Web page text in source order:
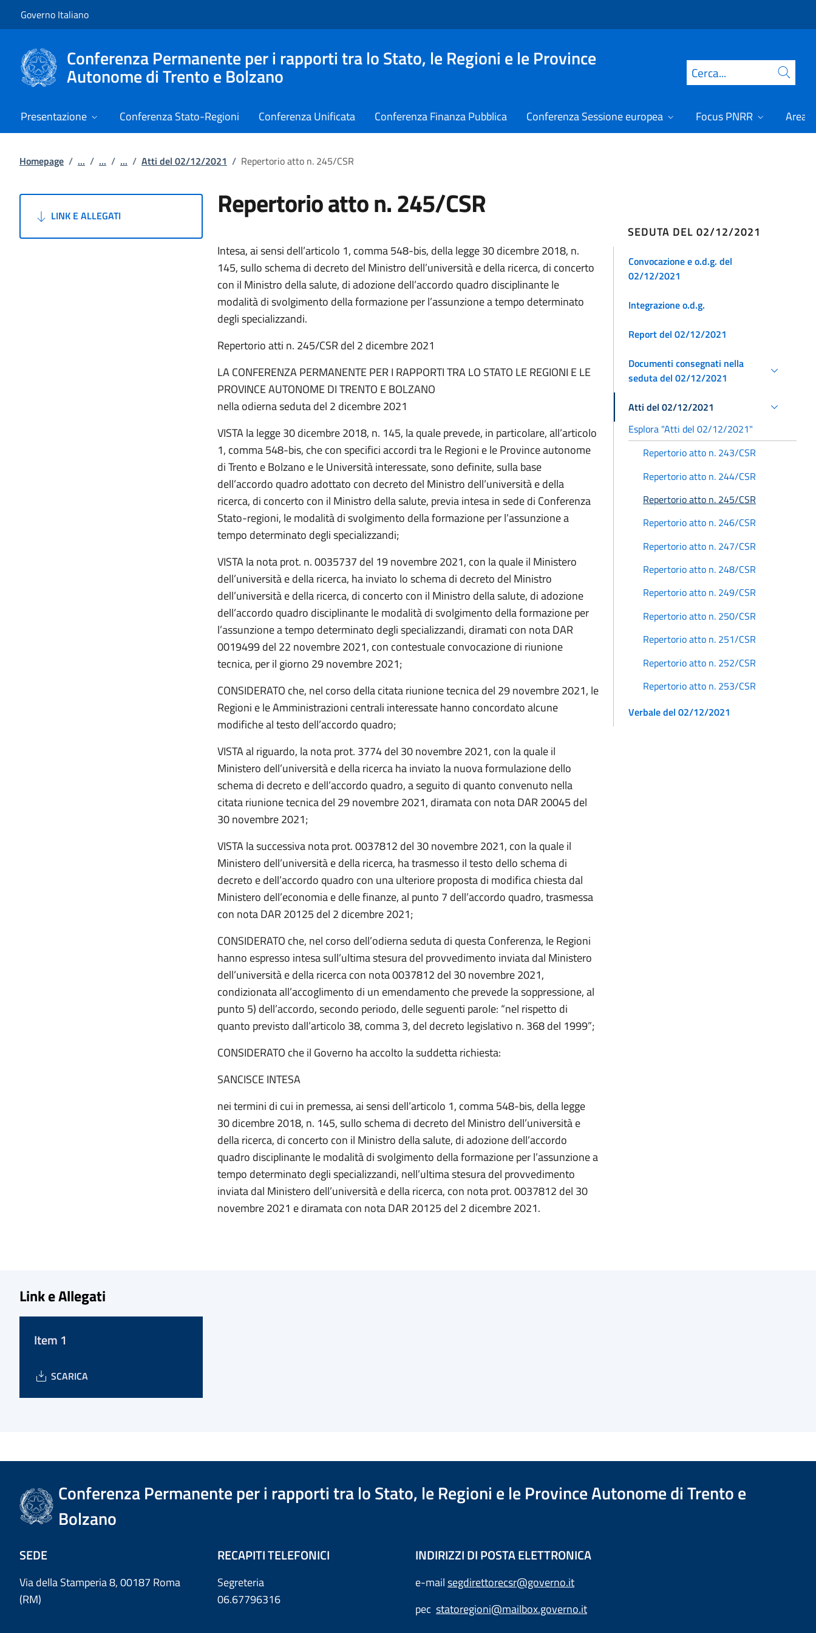
Governo Italiano
Conferenza Permanente per i rapporti tra lo Stato, le Regioni e le Province
Autonome di Trento e Bolzano Cerca
Presentazione Conferenza Stato-Regioni Conferenza Unificata Conferenza Finanza Pubblica Conferenza Sessione europea Focus PNRR Area
Homepage / ... / ... / ... / Atti del 02/12/2021 / Repertorio atto n. 245/CSR
LINK E ALLEGATI Repertorio atto n. 245/CSR
Intesa, ai sensi dell’articolo 1, comma 548-bis, della legge 30 dicembre 2018, n.
145, sullo schema di decreto del Ministro dell’università e della ricerca, di concerto
con il Ministro della salute, di adozione dell’accordo quadro disciplinante le
modalità di svolgimento della formazione per l’assunzione a tempo determinato
degli specializzandi.
Repertorio atti n. 245/CSR del 2 dicembre 2021
LA CONFERENZA PERMANENTE PER I RAPPORTI TRA LO STATO LE REGIONI E LE
PROVINCE AUTONOME DI TRENTO E BOLZANO
nella odierna seduta del 2 dicembre 2021
VISTA la legge 30 dicembre 2018, n. 145, la quale prevede, in particolare, all’articolo
1, comma 548-bis, che con specifici accordi tra le Regioni e le Province autonome
di Trento e Bolzano e le Università interessate, sono definite, sulla base
dell’accordo quadro adottato con decreto del Ministro dell’università e della
ricerca, di concerto con il Ministro della salute, previa intesa in sede di Conferenza
Stato-regioni, le modalità di svolgimento della formazione per l’assunzione a
tempo determinato degli specializzandi;
VISTA la nota prot. n. 0035737 del 19 novembre 2021, con la quale il Ministero
dell’università e della ricerca, ha inviato lo schema di decreto del Ministro
dell’università e della ricerca, di concerto con il Ministro della salute, di adozione
dell’accordo quadro disciplinante le modalità di svolgimento della formazione per
l’assunzione a tempo determinato degli specializzandi, diramati con nota DAR
0019499 del 22 novembre 2021, con contestuale convocazione di riunione
tecnica, per il giorno 29 novembre 2021;
CONSIDERATO che, nel corso della citata riunione tecnica del 29 novembre 2021, le
Regioni e le Amministrazioni centrali interessate hanno concordato alcune
modifiche al testo dell’accordo quadro;
VISTA al riguardo, la nota prot. 3774 del 30 novembre 2021, con la quale il
Ministero dell’università e della ricerca ha inviato la nuova formulazione dello
schema di decreto e dell’accordo quadro, a seguito di quanto convenuto nella
citata riunione tecnica del 29 novembre 2021, diramata con nota DAR 20045 del
30 novembre 2021;
VISTA la successiva nota prot. 0037812 del 30 novembre 2021, con la quale il
Ministero dell’università e della ricerca, ha trasmesso il testo dello schema di
decreto e dell’accordo quadro con una ulteriore proposta di modifica chiesta dal
Ministero dell’economia e delle finanze, al punto 7 dell’accordo quadro, trasmessa
con nota DAR 20125 del 2 dicembre 2021;
CONSIDERATO che, nel corso dell’odierna seduta di questa Conferenza, le Regioni
hanno espresso intesa sull’ultima stesura del provvedimento inviata dal Ministero
dell’università e della ricerca con nota 0037812 del 30 novembre 2021,
condizionata all’accoglimento di un emendamento che prevede la soppressione, al
punto 5) dell’accordo, secondo periodo, delle seguenti parole: “nel rispetto di
quanto previsto dall’articolo 38, comma 3, del decreto legislativo n. 368 del 1999”;
CONSIDERATO che il Governo ha accolto la suddetta richiesta:
SANCISCE INTESA
nei termini di cui in premessa, ai sensi dell’articolo 1, comma 548-bis, della legge
30 dicembre 2018, n. 145, sullo schema di decreto del Ministro dell’università e
della ricerca, di concerto con il Ministro della salute, di adozione dell’accordo
quadro disciplinante le modalità di svolgimento della formazione per l’assunzione a
tempo determinato degli specializzandi, nell’ultima stesura del provvedimento
inviata dal Ministero dell’università e della ricerca, con nota prot. 0037812 del 30
novembre 2021 e diramata con nota DAR 20125 del 2 dicembre 2021.
SEDUTA DEL 02/12/2021
Convocazione e o.d.g. del
02/12/2021
Integrazione o.d.g.
Report del 02/12/2021
Documenti consegnati nella
seduta del 02/12/2021
Atti del 02/12/2021
Esplora "Atti del 02/12/2021"
Repertorio atto n. 243/CSR
Repertorio atto n. 244/CSR
Repertorio atto n. 245/CSR
Repertorio atto n. 246/CSR
Repertorio atto n. 247/CSR
Repertorio atto n. 248/CSR
Repertorio atto n. 249/CSR
Repertorio atto n. 250/CSR
Repertorio atto n. 251/CSR
Repertorio atto n. 252/CSR
Repertorio atto n. 253/CSR
Verbale del 02/12/2021
Link e Allegati
Item 1
SCARICA
Conferenza Permanente per i rapporti tra lo Stato, le Regioni e le Province Autonome di Trento e
Bolzano
SEDE
Via della Stamperia 8, 00187 Roma
(RM)
RECAPITI TELEFONICI
Segreteria
06.67796316
INDIRIZZI DI POSTA ELETTRONICA
e-mailsegdirettorecsr@governo.it
pec statoregioni@mailbox.governo.it